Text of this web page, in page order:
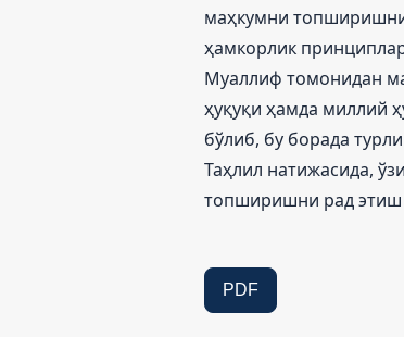
маҳкумни
ҳамкорлик
Муаллиф томонидан
ҳуқуқи ҳамда миллий
бўлиб, бу борада
Таҳлил натижасида,
топширишни рад этиш
PDF